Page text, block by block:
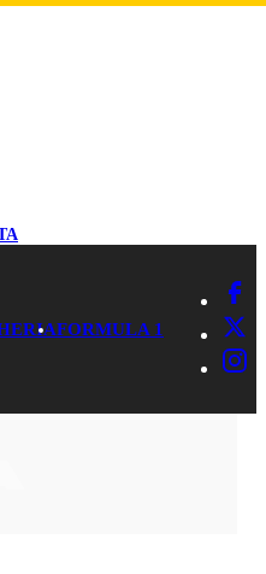
FORMULA 1